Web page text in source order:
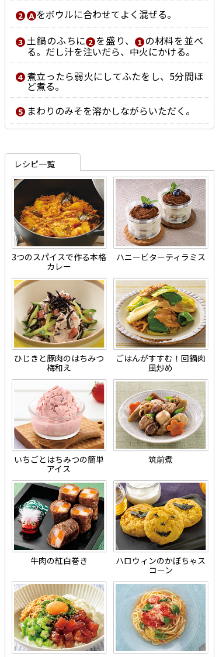
をボウルに合わせてよく混ぜる。
土鍋のふちに
を盛り、 の材料を並べ
る。だし汁を注いだら、中火にかける。
煮立ったら弱火にしてふたをし、5分間ほ
ど煮る。
まわりのみそを溶かしながらいただく。
レシピ一覧
3つのスパイスで作る本格
カレー
ハニービターティラミス
ひじきと豚肉のはちみつ
梅和え
ごはんがすすむ！回鍋肉
風炒め
いちごとはちみつの簡単
アイス
筑前煮
牛肉の紅白巻き
ハロウィンのかぼちゃス
コーン